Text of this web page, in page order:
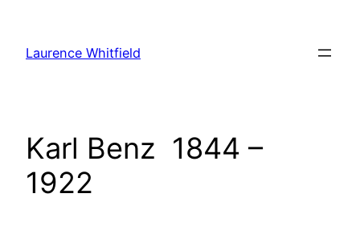
springen
Laurence Whitfield
Karl Benz 1844 –
1922